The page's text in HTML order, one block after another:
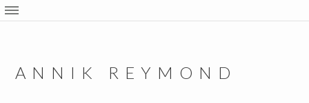
ANNIK REYMOND